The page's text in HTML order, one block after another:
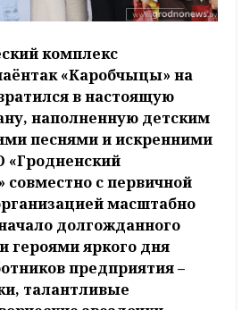
комплекс
«Каробчыцы» на
в настоящую
наполненную детским
песнями и искренними
совместно с первичной
масштабно
долгожданного
героями яркого дня
предприятия –
талантливые